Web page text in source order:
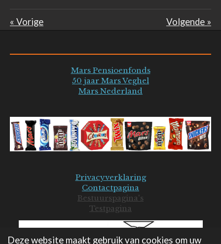
Deze website maakt gebruik van cookies om uw
« Vorige Volgende »
Mars Pensioenfonds
50 jaar Mars Veghel
Mars Nederland
Privacyverklaring
Contactpagina
Bestuurspagina's
Testpagina